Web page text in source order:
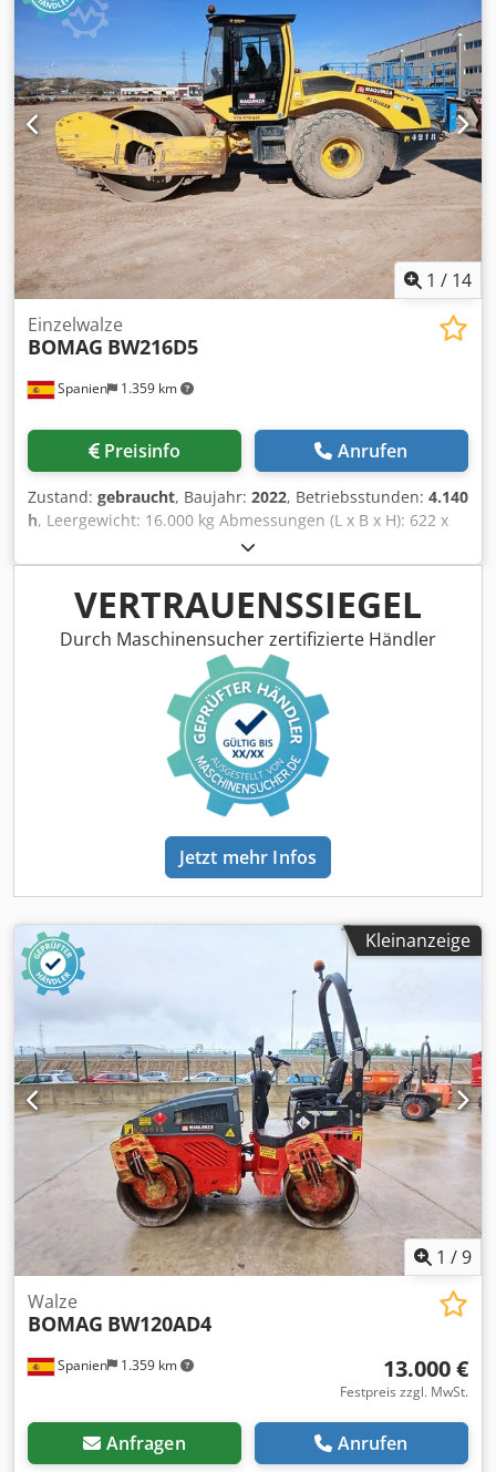
1 / 14
Spanien 1.359 km
Einzelwalze
BOMAG BW216D5
Preisinfo Anrufen
Zustand: gebraucht, Baujahr: 2022, Betriebsstunden: 4.140
h, Leergewicht: 16.000 kg Abmessungen (L x B x H): 622 x
230 x 299 cm Cedpezi Eb Njfx Aa Djha
VERTRAUENSSIEGEL
Durch Maschinensucher zertifizierte Händler
Jetzt mehr Infos
Kleinanzeige
1 /9
Spanien 1.359 km
Walze
BOMAG BW120AD4
13.000 €
Festpreis zzgl. MwSt.
Anfragen Anrufen